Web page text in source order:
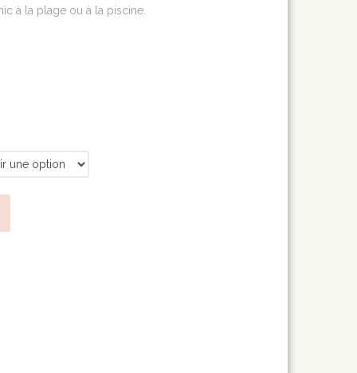
à la plage ou à la piscine.